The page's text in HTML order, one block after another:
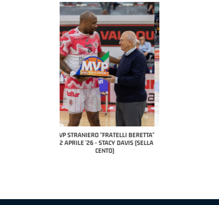
MVP "FRATELLI BERETTA" SAMUEL
DILAS B NAZIONALE APRILE '26 -
MARCO RESTELLI (TAV TREVIGLIO